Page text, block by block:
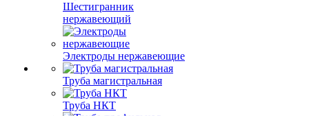
Шестигранник
нержавеющий
Электроды нержавеющие
Труба магистральная
Труба НКТ